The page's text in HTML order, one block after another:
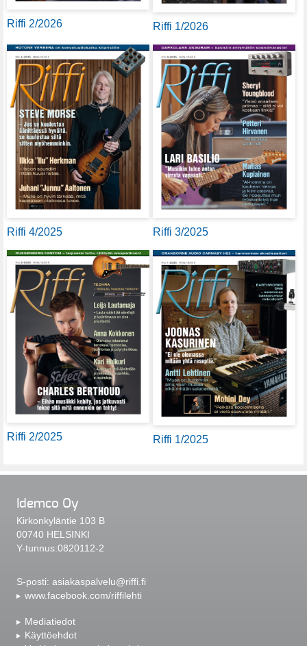
Riffi 2/2026 Riffi 1/2026
Riffi 4/2025 Riffi 3/2025
Riffi 2/2025 Riffi 1/2025
Idemco Oy
Kirkonkyläntie 103 B
00740 HELSINKI
Y-tunnus:0820112-2
S-posti: asiakaspalvelu@riffi.fi
www.facebook.com/riffilehti
Mediatiedot
Käyttöehdot